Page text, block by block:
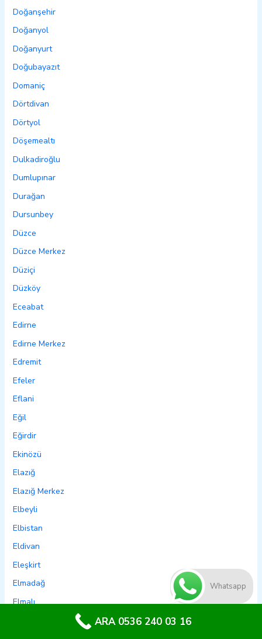
Doğanşehir
Doğanyol
Doğanyurt
Doğubayazıt
Domaniç
Dörtdivan
Dörtyol
Döşemealtı
Dulkadiroğlu
Dumlupınar
Durağan
Dursunbey
Düzce
Düzce Merkez
Düziçi
Düzköy
Eceabat
Edirne
Edirne Merkez
Edremit
Efeler
Eflani
Eğil
Eğirdir
Ekinözü
Elazığ
Elazığ Merkez
Elbeyli
Elbistan
Eldivan
Eleşkirt
Elmadağ
Elmalı
Whatsapp
ARA 0536 240 03 16